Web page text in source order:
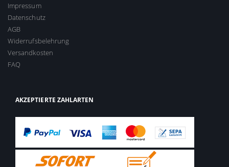
Impressum
Datenschutz
AGB
Widerrufsbelehrung
Versandkosten
FAQ
AKZEPTIERTE ZAHLARTEN